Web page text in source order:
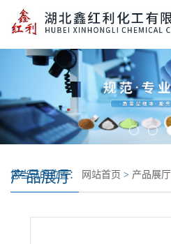
产品展厅
您当前的位置： 网站首页 > 产品展厅